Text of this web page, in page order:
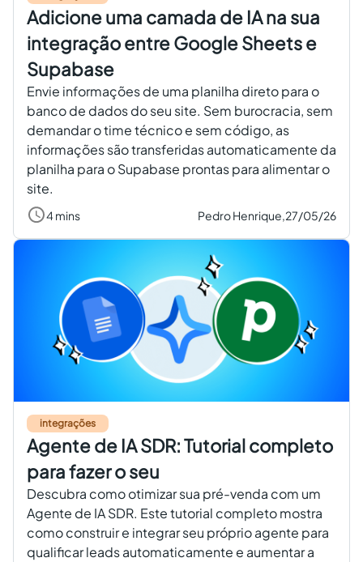
Adicione uma camada de IA na sua
integração entre Google Sheets e
Supabase
Envie informações de uma planilha direto para o
banco de dados do seu site. Sem burocracia, sem
demandar o time técnico e sem código, as
informações são transferidas automaticamente da
planilha para o Supabase prontas para alimentar o
site.
4 mins Pedro Henrique,27/05/26
integrações
Agente de IA SDR: Tutorial completo
para fazer o seu
Descubra como otimizar sua pré-venda com um
Agente de IA SDR. Este tutorial completo mostra
como construir e integrar seu próprio agente para
qualificar leads automaticamente e aumentar a